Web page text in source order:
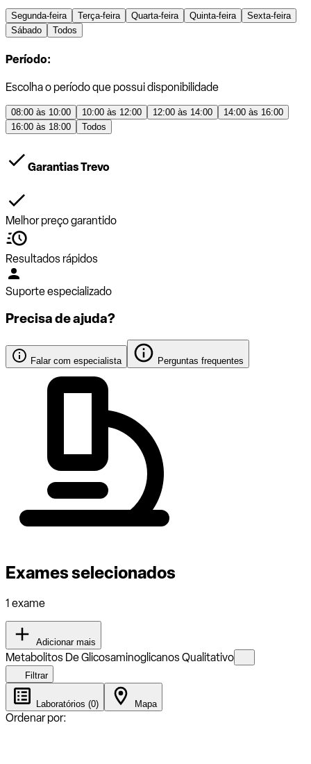
Segunda-feira Terça-feira Quarta-feira Quinta-feira
Sexta-feira
Sábado
Todos
Período:
Escolha o período que possui disponibilidade
08:00 às 10:00 10:00 às 12:00 12:00 às 14:00
14:00 às 16:00
16:00 às 18:00
Todos
Garantias Trevo
Melhor preço garantido
Resultados rápidos
Suporte especializado
Precisa de ajuda?
Falar com especialista Perguntas frequentes
Exames selecionados
1 exame
Adicionar mais
Metabolitos De Glicosaminoglicanos Qualitativo
Filtrar
Laboratórios (0) Mapa
Ordenar por: